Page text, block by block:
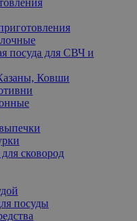
посуда для СВЧ и
Ковши
сковород
посуды